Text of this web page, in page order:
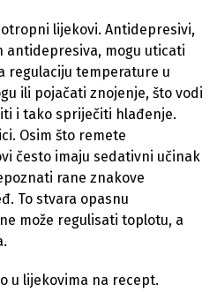
lijekovi. Antidepresivi,
antidepresiva, mogu uticati
regulaciju temperature u
ili pojačati znojenje, što vodi
i tako spriječiti hlađenje.
Osim što remete
često imaju sedativni učinak
rane znakove
To stvara opasnu
može regulisati toplotu, a
u lijekovima na recept.